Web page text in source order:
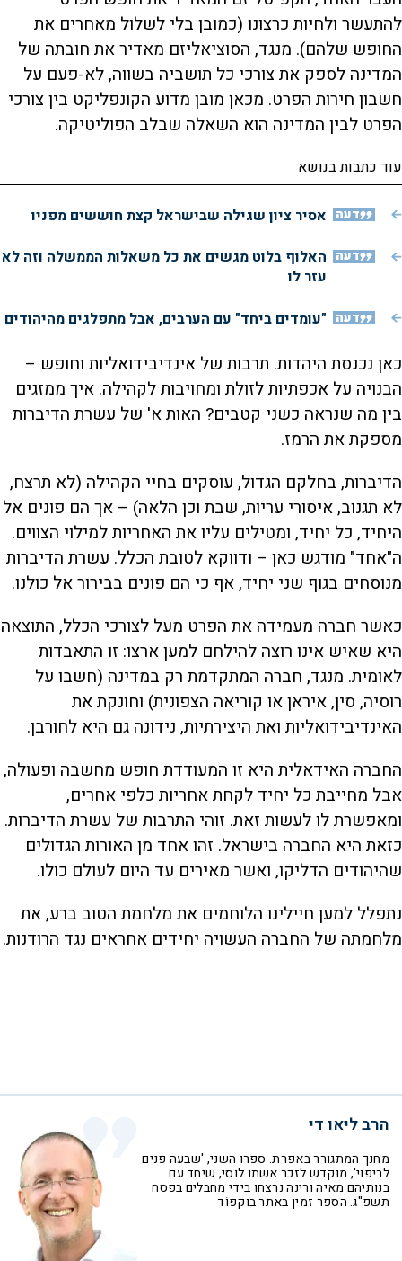
להתעשר ולחיות כרצונו (כמובן בלי לשלול מאחרים את
החופש שלהם). מנגד, הסוציאליזם מאדיר את חובתה של
המדינה לספק את צורכי כל תושביה בשווה, לא-פעם על
חשבון חירות הפרט. מכאן מובן מדוע הקונפליקט בין צורכי
הפרט לבין המדינה הוא השאלה שבלב הפוליטיקה.
עוד כתבות בנושא
דעה אסיר ציון שגילה שבישראל קצת חוששים מפניו
דעה האלוף בלוט מגשים את כל משאלות הממשלה וזה לא
עזר לו
דעה "עומדים ביחד" עם הערבים, אבל מתפלגים מהיהודים
כאן נכנסת היהדות. תרבות של אינדיבידואליות וחופש –
הבנויה על אכפתיות לזולת ומחויבות לקהילה. איך ממזגים
בין מה שנראה כשני קטבים? האות א' של עשרת הדיברות
מספקת את הרמז.
הדיברות, בחלקם הגדול, עוסקים בחיי הקהילה (לא תרצח,
לא תגנוב, איסורי עריות, שבת וכן הלאה) – אך הם פונים אל
היחיד, כל יחיד, ומטילים עליו את האחריות למילוי הצווים.
ה"אחד" מודגש כאן – ודווקא לטובת הכלל. עשרת הדיברות
מנוסחים בגוף שני יחיד, אף כי הם פונים בבירור אל כולנו.
כאשר חברה מעמידה את הפרט מעל לצורכי הכלל, התוצאה
היא שאיש אינו רוצה להילחם למען ארצו: זו התאבדות
לאומית. מנגד, חברה המתקדמת רק במדינה (חשבו על
רוסיה, סין, איראן או קוריאה הצפונית) וחונקת את
האינדיבידואליות ואת היצירתיות, נידונה גם היא לחורבן.
החברה האידאלית היא זו המעודדת חופש מחשבה ופעולה,
אבל מחייבת כל יחיד לקחת אחריות כלפי אחרים,
ומאפשרת לו לעשות זאת. זוהי התרבות של עשרת הדיברות.
כזאת היא החברה בישראל. זהו אחד מן האורות הגדולים
שהיהודים הדליקו, ואשר מאירים עד היום לעולם כולו.
נתפלל למען חיילינו הלוחמים את מלחמת הטוב ברע, את
מלחמתה של החברה העשויה יחידים אחראים נגד הרודנות.
הרב ליאו די
מחנך המתגורר באפרת. ספרו השני, 'שבעה פנים
לריפוי', מוקדש לזכר אשתו לוסי, שיחד עם
בנותיהם מאיה ורינה נרצחו בידי מחבלים בפסח
תשפ"ג. הספר זמין באתר בוקפּוֹד